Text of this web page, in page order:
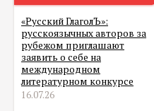
«Русский ГлаголЪ»:
русскоязычных авторов за
рубежом приглашают
заявить о себе на
международном
литературном конкурсе
16.07.26